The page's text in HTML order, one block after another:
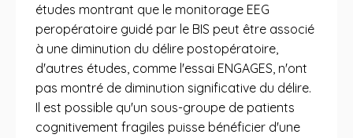
études montrant que le monitorage EEG
peropératoire guidé par le BIS peut être associé
à une diminution du délire postopératoire,
d'autres études, comme l'essai ENGAGES, n'ont
pas montré de diminution significative du délire.
Il est possible qu'un sous-groupe de patients
cognitivement fragiles puisse bénéficier d'une